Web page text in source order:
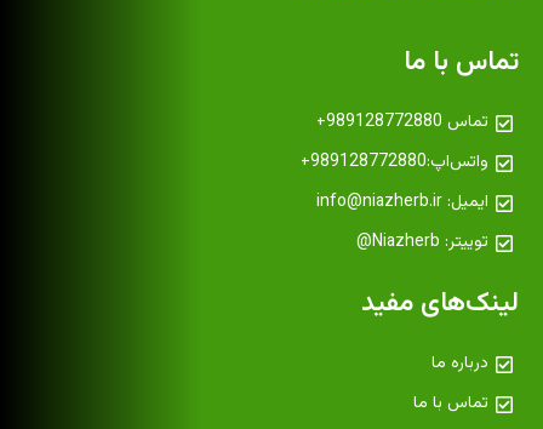
تماس با ما
تماس 989128772880+
واتس‌اپ:989128772880+
ایمیل: info@niazherb.ir
توییتر: Niazherb@
لینک‌های مفید
درباره ما
تماس با ما